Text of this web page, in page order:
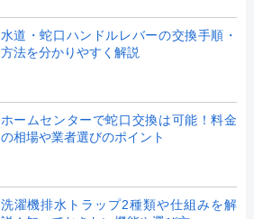
水道・蛇口ハンドルレバーの交換手順・
方法を分かりやすく解説
ホームセンターで蛇口交換は可能！料金
の相場や業者選びのポイント
洗濯機排水トラップ2種類や仕組みを解